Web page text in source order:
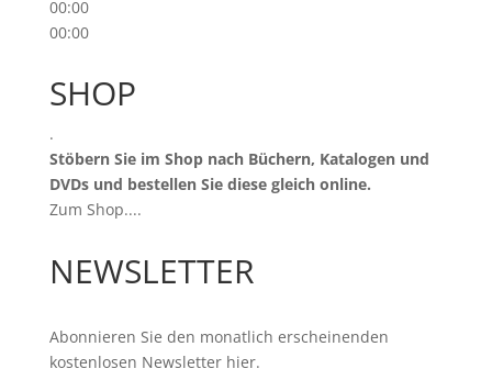
00:00
00:00
SHOP
.
Stöbern Sie im Shop nach Büchern, Katalogen und
DVDs und bestellen Sie diese gleich online.
Zum Shop....
NEWSLETTER
Abonnieren Sie den monatlich erscheinenden
kostenlosen Newsletter hier.